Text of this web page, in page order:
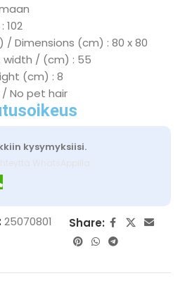
102
/ Dimensions (cm) : 80 x 80
width / (cm) : 55
(cm) : 8
/ No pet hair
kysymyksiisi.
WhatsAppilla
25070801
Share: